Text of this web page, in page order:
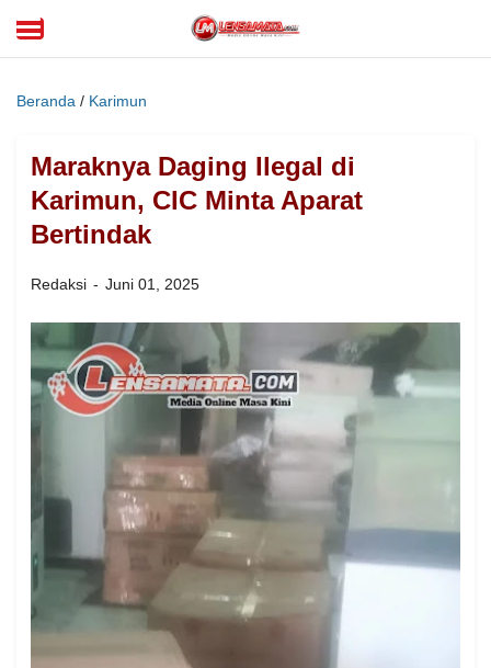
Beranda / Karimun
Maraknya Daging Ilegal di
Karimun, CIC Minta Aparat
Bertindak
Redaksi Juni 01, 2025